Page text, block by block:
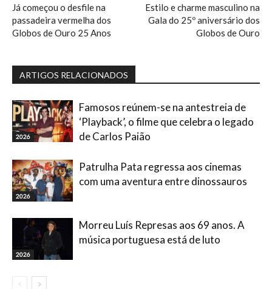
Já começou o desfile na
passadeira vermelha dos
Globos de Ouro 25 Anos
Estilo e charme masculino na
Gala do 25º aniversário dos
Globos de Ouro
ARTIGOS RELACIONADOS
2026
Famosos reúnem-se na antestreia de
‘Playback’, o filme que celebra o legado
de Carlos Paião
2026
Patrulha Pata regressa aos cinemas
com uma aventura entre dinossauros
2026
Morreu Luís Represas aos 69 anos. A
música portuguesa está de luto